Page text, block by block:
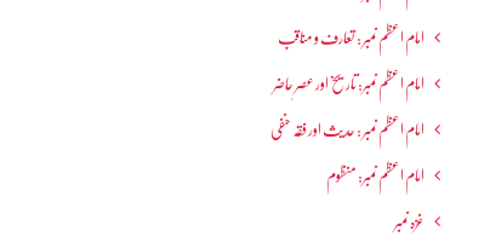
امام اعظم نمبر : تعارف و مناقب
امام اعظم نمبر: تاریخ اور عصرِ حاضر
امام اعظم نمبر : حدیث اور فقہ حنفی
امام اعظم نمبر: منظوم
غزہ نمبر